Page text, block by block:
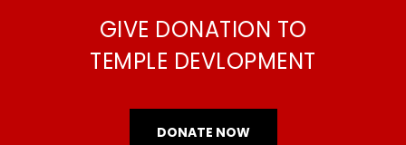
GIVE DONATION TO
TEMPLE DEVLOPMENT
DONATE NOW